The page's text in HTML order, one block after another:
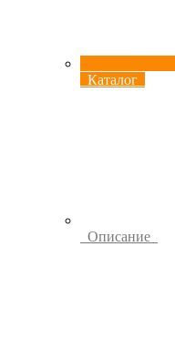
Каталог
Описание